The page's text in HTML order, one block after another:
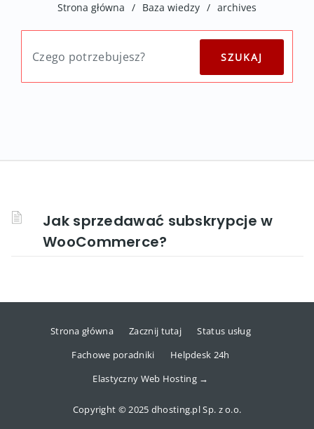
Strona główna / Baza wiedzy / archives
Jak sprzedawać subskrypcje w
WooCommerce?
Strona główna Zacznij tutaj
Status usług
Fachowe poradniki
Helpdesk 24h
Elastyczny Web Hosting →
Copyright © 2025 dhosting.pl Sp. z o.o.